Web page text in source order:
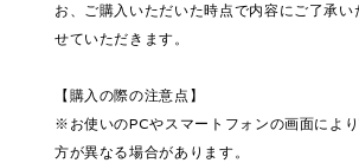
お、ご購入いただいた時点で内容にご了承い
せていただきます。
【購入の際の注意点】
※お使いのPCやスマートフォンの画面によ
方が異なる場合があります。